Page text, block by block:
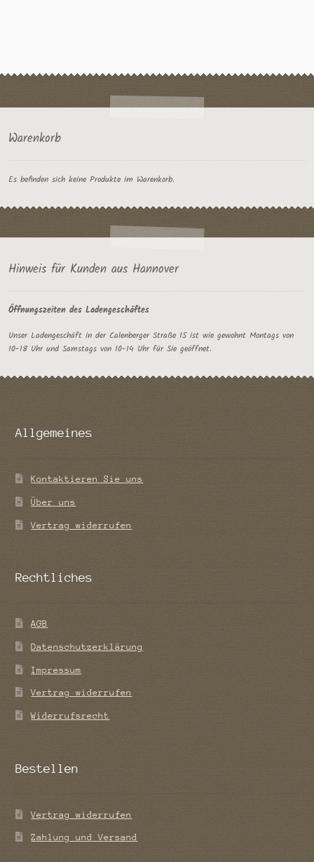
Warenkorb
Es befinden sich keine Produkte im Warenkorb.
Hinweis für Kunden aus Hannover
Öffnungszeiten des Ladengeschäftes
Unser Ladengeschäft in der Calenberger Straße 15 ist wie gewohnt Montags von
10-18 Uhr und Samstags von 10-14 Uhr für Sie geöffnet.
Allgemeines
Kontaktieren Sie uns
Über uns
Vertrag widerrufen
Rechtliches
AGB
Datenschutzerklärung
Impressum
Vertrag widerrufen
Widerrufsrecht
Bestellen
Vertrag widerrufen
Zahlung und Versand